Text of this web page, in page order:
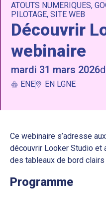
ATOUTS NUMERIQUES,
PILOTAGE, SITE WEB
Découvrir
webinaire
mardi 31 mars 2026
ENE EN LGNE
Ce webinaire s’adresse
découvrir Looker Studio et
des tableaux de bord
Programme